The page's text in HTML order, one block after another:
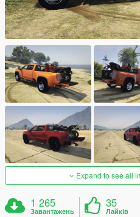
Expand to see all
1 265
Завантажень
35
Лайків